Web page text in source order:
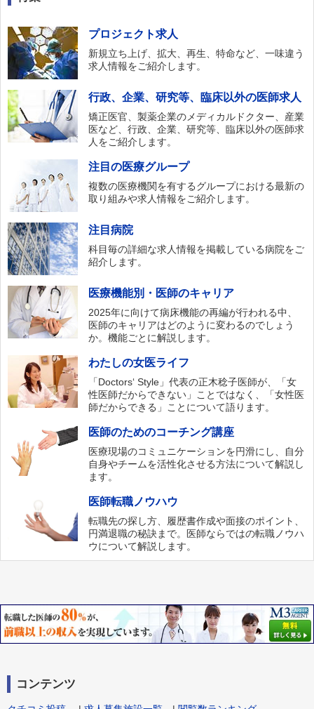
プロジェクト求人
新規立ち上げ、拡大、再生、特命など、一味違う
求人情報をご紹介します。
行政、企業、研究等、臨床以外の医師求人
矯正医官、製薬企業のメディカルドクター、産業
医など、行政、企業、研究等、臨床以外の医師求
人をご紹介します。
注目の医療グループ
複数の医療機関を有するグループにおける最新の
取り組みや求人情報をご紹介します。
注目病院
科目毎の詳細な求人情報を掲載している病院をご
紹介します。
医療機能別・医師のキャリア
2025年に向けて病床機能の再編が行われる中、
医師のキャリアはどのように変わるのでしょう
か。機能ごとに解説します。
わたしの女医ライフ
「Doctors‘ Style」代表の正木稔子医師が、「女
性医師だからできない」ことではなく、「女性医
師だからできる」ことについて語ります。
医師のためのコーチング講座
医療現場のコミュニケーションを円滑にし、自分
自身やチームを活性化させる方法について解説し
ます。
医師転職ノウハウ
転職先の探し方、履歴書作成や面接のポイント、
円満退職の秘訣まで。医師ならではの転職ノウハ
ウについて解説します。
コンテンツ